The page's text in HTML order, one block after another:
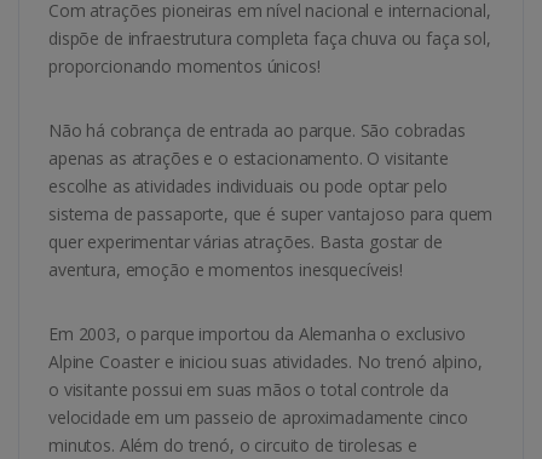
Com atrações pioneiras em nível nacional e internacional,
dispõe de infraestrutura completa faça chuva ou faça sol,
proporcionando momentos únicos!
Não há cobrança de entrada ao parque. São cobradas
apenas as atrações e o estacionamento. O visitante
escolhe as atividades individuais ou pode optar pelo
sistema de passaporte, que é super vantajoso para quem
quer experimentar várias atrações. Basta gostar de
aventura, emoção e momentos inesquecíveis!
Em 2003, o parque importou da Alemanha o exclusivo
Alpine Coaster e iniciou suas atividades. No trenó alpino,
o visitante possui em suas mãos o total controle da
velocidade em um passeio de aproximadamente cinco
minutos. Além do trenó, o circuito de tirolesas e